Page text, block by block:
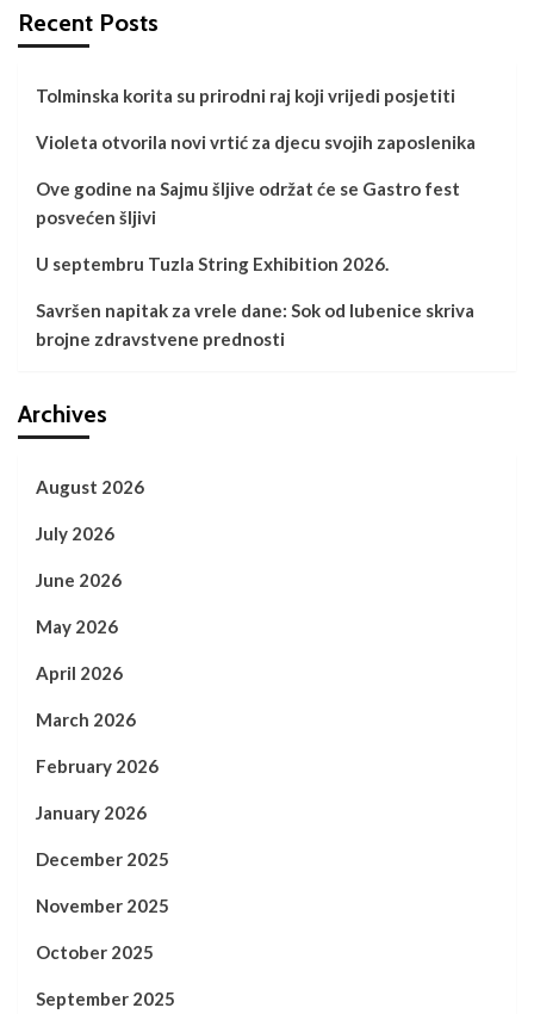
Recent Posts
Tolminska korita su prirodni raj koji vrijedi posjetiti
Violeta otvorila novi vrtić za djecu svojih zaposlenika
Ove godine na Sajmu šljive održat će se Gastro fest
posvećen šljivi
U septembru Tuzla String Exhibition 2026.
Savršen napitak za vrele dane: Sok od lubenice skriva
brojne zdravstvene prednosti
Archives
August 2026
July 2026
June 2026
May 2026
April 2026
March 2026
February 2026
January 2026
December 2025
November 2025
October 2025
September 2025